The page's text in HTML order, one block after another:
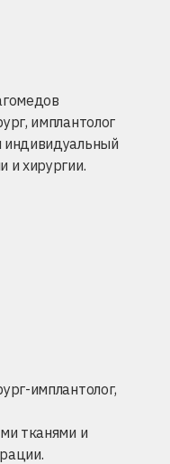
имплантолог
индивидуальный
и хирургии.
имплантолог,
тканями и